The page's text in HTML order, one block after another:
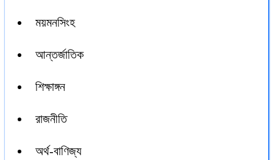
ময়মনসিংহ
আন্তর্জাতিক
শিক্ষাঙ্গন
রাজনীতি
অর্থ-বাণিজ্য